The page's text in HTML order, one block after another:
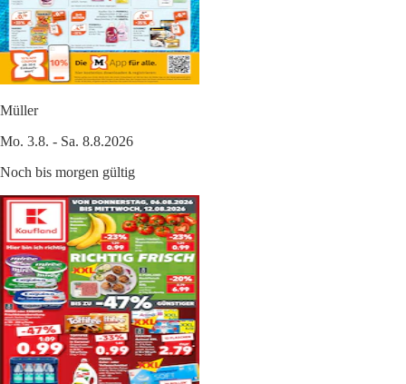
Müller
Mo. 3.8. - Sa. 8.8.2026
Noch bis morgen gültig